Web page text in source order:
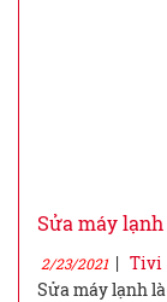
Sửa máy lạnh
2/23/2021| Tivi
Sửa máy lạnh